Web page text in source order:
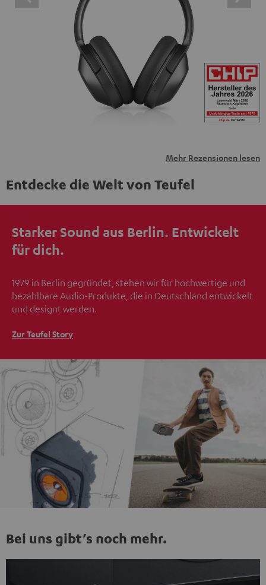
dass externe Inhalte angezeigt werden. Dabei können
personenbezogene Daten an Drittplattformen
übermittelt werden.
Weitere Informationen sind in der
Datenschutzerklärung unter I zu finden.
Mehr Rezensionen lesen
Entdecke die Welt von Teufel
Starker Sound aus Berlin. Entwickelt
für dich.
1979 in Berlin gegründet, stehen wir für hochwertige und
bezahlbare Audio-Produkte, die in Deutschland entwickelt
und designt werden.
Zur Teufel Story
Bei uns gibt’s noch mehr.